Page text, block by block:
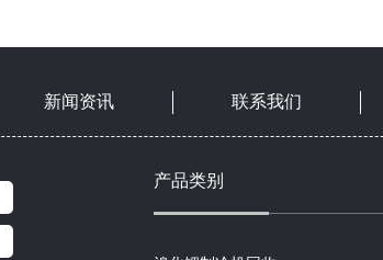
新闻资讯 联系我们
产品类别